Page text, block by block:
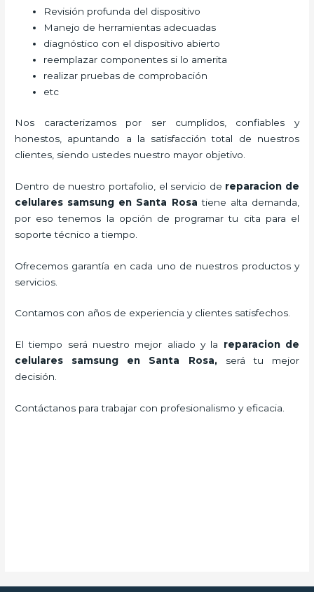
Revisión profunda del dispositivo
Manejo de herramientas adecuadas
diagnóstico con el dispositivo abierto
reemplazar componentes si lo amerita
realizar pruebas de comprobación
etc
Nos caracterizamos por ser cumplidos, confiables y
honestos, apuntando a la satisfacción total de nuestros
clientes, siendo ustedes nuestro mayor objetivo.
Dentro de nuestro portafolio, el servicio de reparacion de
celulares samsung en Santa Rosa tiene alta demanda,
por eso tenemos la opción de programar tu cita para el
soporte técnico a tiempo.
Ofrecemos garantía en cada uno de nuestros productos y
servicios.
Contamos con años de experiencia y clientes satisfechos.
El tiempo será nuestro mejor aliado y la reparacion de
celulares samsung en Santa Rosa, será tu mejor
decisión.
Contáctanos para trabajar con profesionalismo y eficacia.